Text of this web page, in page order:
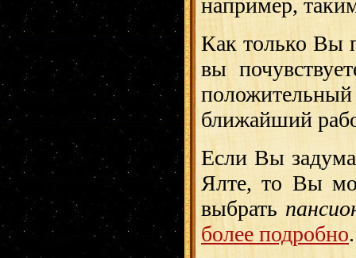
например,
Как только Вы
вы
ближайший
Если Вы
Ялте, то Вы
выбрать
более подробно